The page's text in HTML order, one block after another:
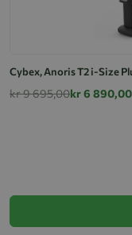
Cybex, Anoris T2 i-Size
kr 9 695,00kr 6 890,00